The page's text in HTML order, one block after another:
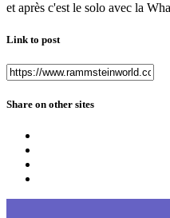
et après c'est le solo avec la
Link to post
Share on other sites